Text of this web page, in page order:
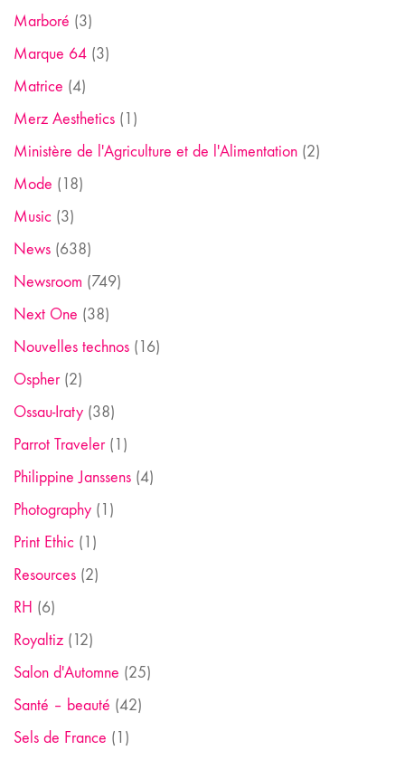
Marboré (3)
Marque 64 (3)
Matrice (4)
Merz Aesthetics (1)
Ministère de l'Agriculture et de l'Alimentation (2)
Mode (18)
Music (3)
News (638)
Newsroom (749)
Next One (38)
Nouvelles technos (16)
Ospher(2)
Ossau-Iraty (38)
Parrot Traveler(1)
Philippine Janssens (4)
Photography (1)
Print Ethic (1)
Resources (2)
RH (6)
Royaltiz (12)
Salon d'Automne (25)
Santé – beauté (42)
Sels de France (1)